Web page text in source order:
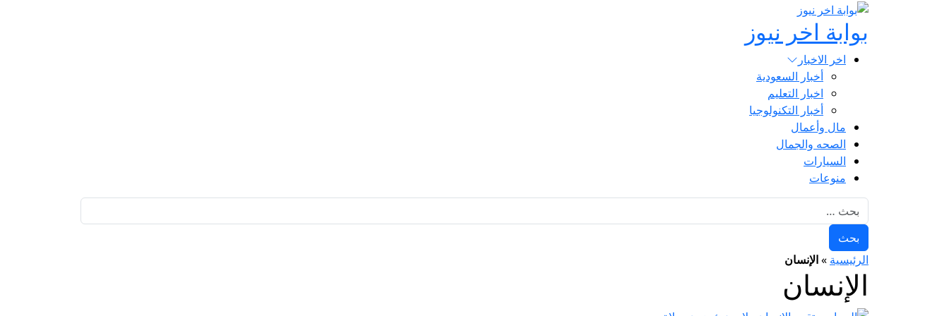
بوابة اخر نيوز
اخر الاخبار
أخبار السعودية
اخبار التعليم
أخبار التكنولوجيا
مال وأعمال
الصحه والجمال
السيارات
منوعات
الرئيسية »الإنسان
الإنسان